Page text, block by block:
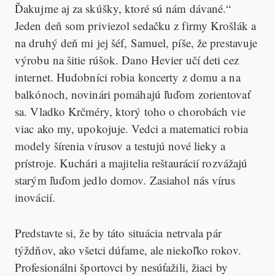
Ďakujme aj za skúšky, ktoré sú nám dávané.“
Jeden deň som priviezol sedačku z firmy Krošlák a
na druhý deň mi jej šéf, Samuel, píše, že prestavuje
výrobu na šitie rúšok. Dano Hevier učí deti cez
internet. Hudobníci robia koncerty z domu a na
balkónoch, novinári pomáhajú ľuďom zorientovať
sa. Vladko Krčméry, ktorý toho o chorobách vie
viac ako my, upokojuje. Vedci a matematici robia
modely šírenia vírusov a testujú nové lieky a
prístroje. Kuchári a majitelia reštaurácií rozvážajú
starým ľuďom jedlo domov. Zasiahol nás vírus
inovácií.
Predstavte si, že by táto situácia netrvala pár
týždňov, ako všetci dúfame, ale niekoľko rokov.
Profesionálni športovci by nesúťažili, žiaci by